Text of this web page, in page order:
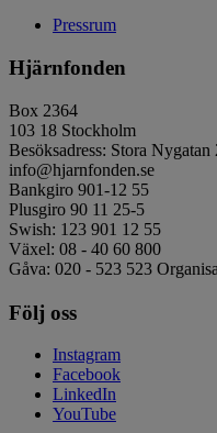
Pressrum
Hjärnfonden
Box 2364
103 18 Stockholm
Besöksadress: Stora Nygatan
info@hjarnfonden.se
Bankgiro 901-12 55
Plusgiro 90 11 25-5
Swish: 123 901 12 55
Växel: 08 - 40 60 800
Gåva: 020 - 523 523
Följ oss
Instagram
Facebook
LinkedIn
YouTube